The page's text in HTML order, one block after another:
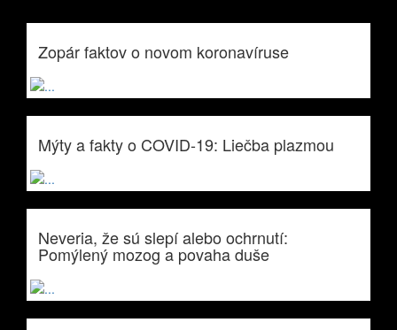
Zopár faktov o novom koronavíruse
Mýty a fakty o COVID-19: Liečba plazmou
Neveria, že sú slepí alebo ochrnutí:
Pomýlený mozog a povaha duše